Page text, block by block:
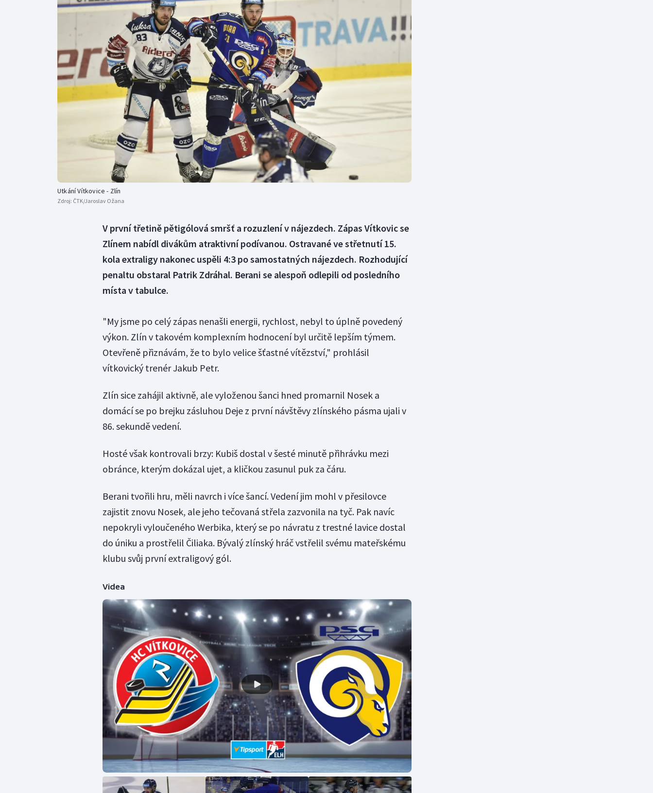
Curling
Dostihy
Florbal
Futsal
Gymnastika
Moderní pětiboj
Motorsport
Olympijské hry
Parasport
Plavání
Plážový volejbal
Veslování
Utkání Vítkovice - Zlín
Zdroj: ČTK/Jaroslav Ožana
V první třetině pětigólová smršť a rozuzlení v nájezdech. Zápas Vítkovic se
Zlínem nabídl divákům atraktivní podívanou. Ostravané ve střetnutí 15.
kola extraligy nakonec uspěli 4:3 po samostatných nájezdech. Rozhodující
penaltu obstaral Patrik Zdráhal. Berani se alespoň odlepili od posledního
místa v tabulce.
"My jsme po celý zápas nenašli energii, rychlost, nebyl to úplně povedený
výkon. Zlín v takovém komplexním hodnocení byl určitě lepším týmem.
Otevřeně přiznávám, že to bylo velice šťastné vítězství," prohlásil
vítkovický trenér Jakub Petr.
Zlín sice zahájil aktivně, ale vyloženou šanci hned promarnil Nosek a
domácí se po brejku zásluhou Deje z první návštěvy zlínského pásma ujali v
86. sekundě vedení.
Hosté však kontrovali brzy: Kubiš dostal v šesté minutě přihrávku mezi
obránce, kterým dokázal ujet, a kličkou zasunul puk za čáru.
Berani tvořili hru, měli navrch i více šancí. Vedení jim mohl v přesilovce
zajistit znovu Nosek, ale jeho tečovaná střela zazvonila na tyč. Pak navíc
nepokryli vyloučeného Werbika, který se po návratu z trestné lavice dostal
do úniku a prostřelil Čiliaka. Bývalý zlínský hráč vstřelil svému mateřskému
klubu svůj první extraligový gól.
Videa